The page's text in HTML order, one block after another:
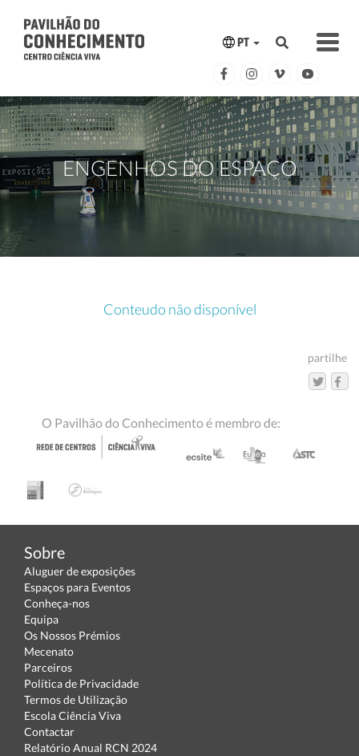
PT
ENGENHOS DO ESPAÇO
Conteudo não disponível
partilhe
O Pavilhão do Conhecimento é membro de:
Sobre
Aluguer de exposições
Espaços para Eventos
Conheça-nos
Equipa
Os Nossos Prémios
Mecenato
Parceiros
Política de Privacidade
Termos de Utilização
Escola Ciência Viva
Contactar
Relatório Anual RCN 2024